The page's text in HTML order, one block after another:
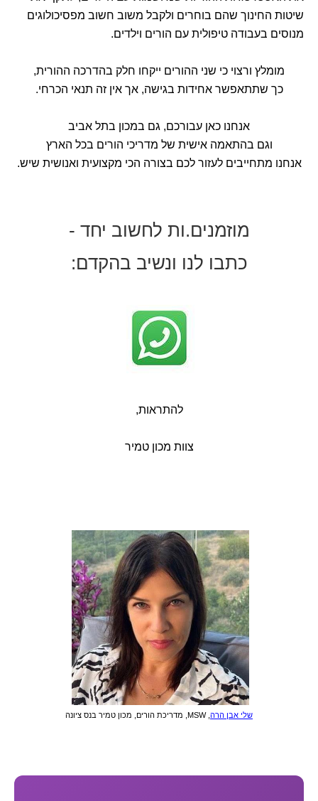
שיטות החינוך שהם בוחרים ולקבל משוב חשוב מפסיכולוגים
מנוסים בעבודה טיפולית עם הורים וילדים.
מומלץ ורצוי כי שני ההורים ייקחו חלק בהדרכה ההורית,
כך שתתאפשר אחידות בגישה, אך אין זה תנאי הכרחי.
אנחנו כאן עבורכם, גם במכון בתל אביב
וגם בהתאמה אישית של מדריכי הורים בכל הארץ
אנחנו מתחייבים לעזור לכם בצורה הכי מקצועית ואנושית שיש.
מוזמנים.ות לחשוב יחד -
כתבו לנו ונשיב בהקדם:
להתראות,
צוות מכון טמיר
שלי אבן הרה , MSW, מדריכת הורים, מכון טמיר בנס ציונה